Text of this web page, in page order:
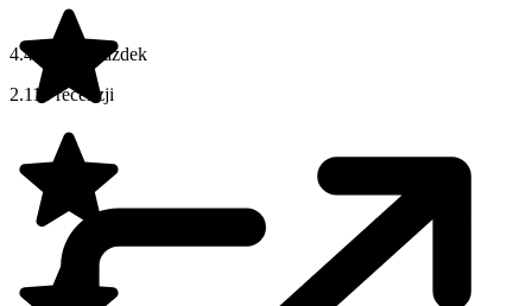
4.4 na 5 gwiazdek
2.116 recenzji